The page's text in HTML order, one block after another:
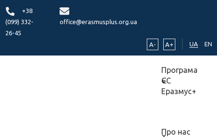
+38
(099) 332-
26-45
office@erasmusplus.org.ua
A- A+ UA EN
Програма
ЄС
Еразмус+
Про нас